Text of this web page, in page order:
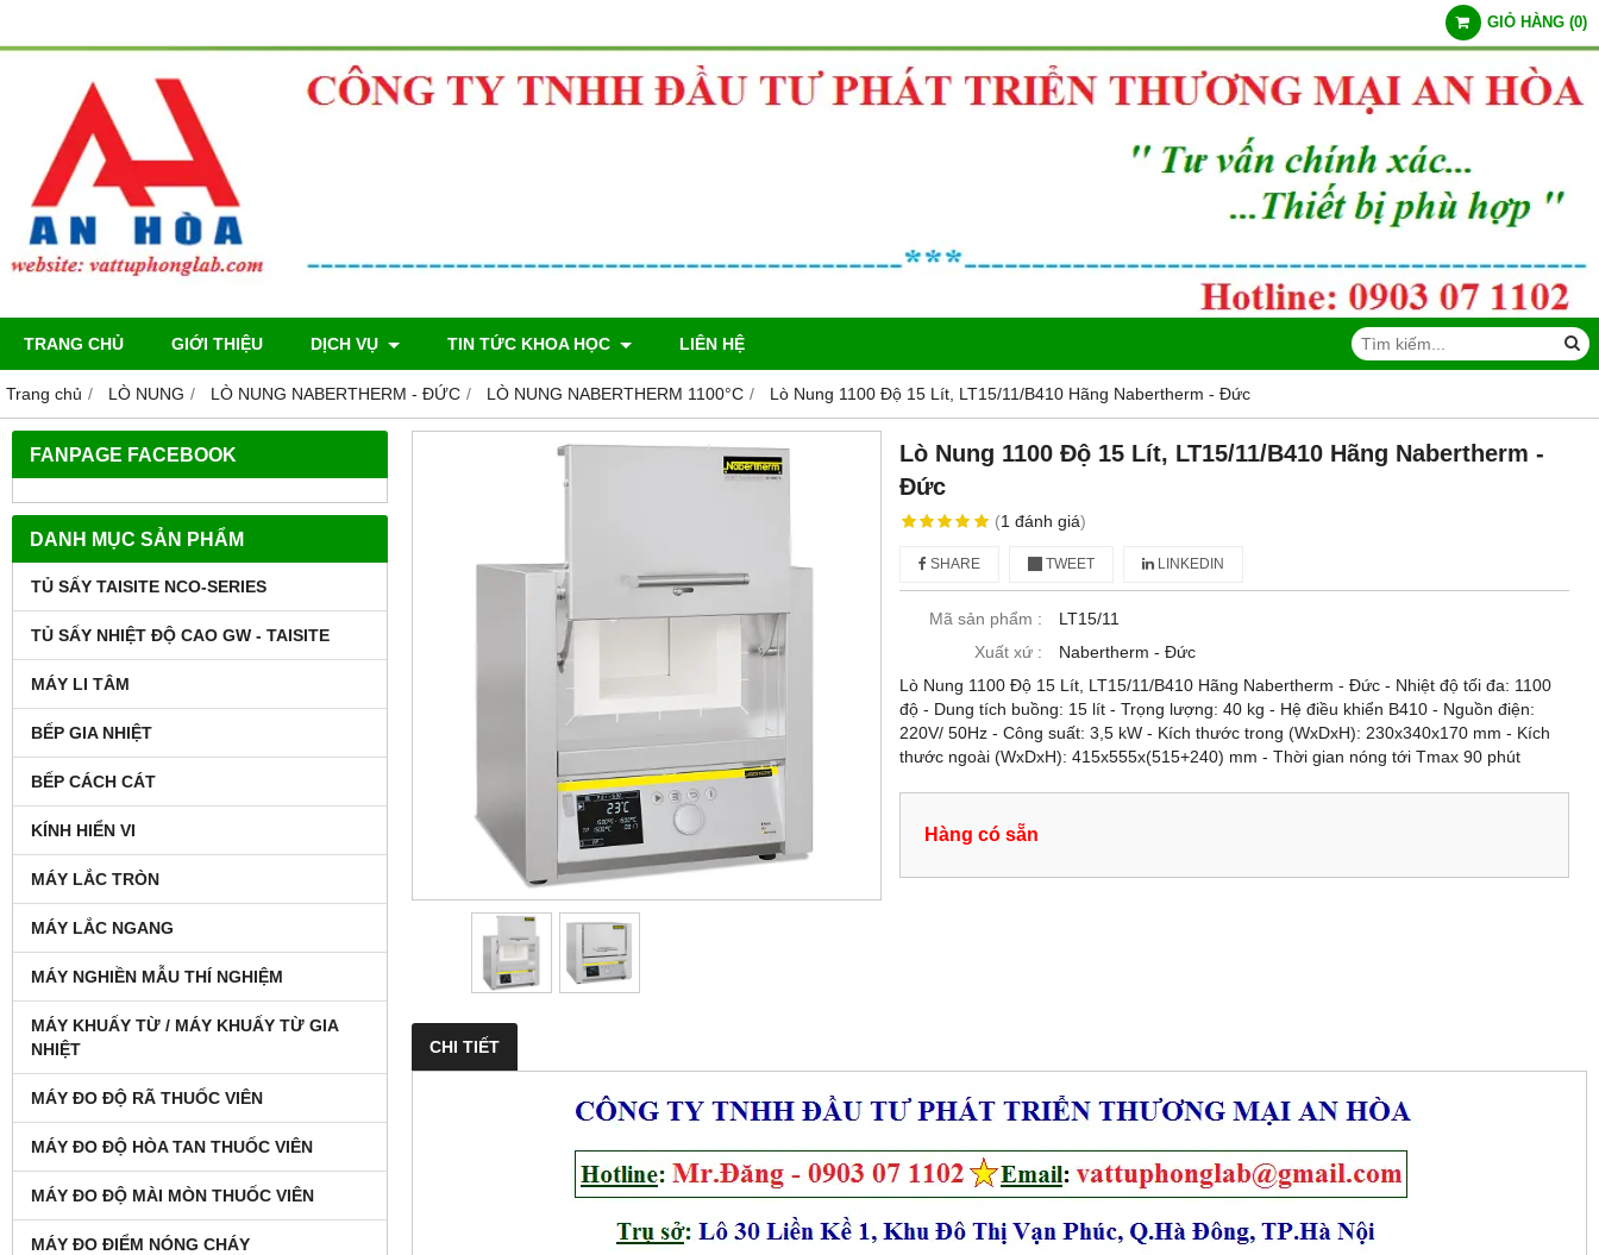
GIỎ HÀNG (0)
TRANG CHỦ GIỚI THIỆU DỊCH VỤ TIN TỨC KHOA HỌC LIÊN HỆ
Trang chủ LÒ NUNG LÒ NUNG NABERTHERM - ĐỨC LÒ NUNG NABERTHERM 1100°C Lò Nung 1100 Độ 15 Lít, LT15/11/B410 Hãng Nabertherm - Đức
FANPAGE FACEBOOK
DANH MỤC SẢN PHẨM
TỦ SẤY TAISITE NCO-SERIES
TỦ SẤY NHIỆT ĐỘ CAO GW - TAISITE
MÁY LI TÂM
BẾP GIA NHIỆT
BẾP CÁCH CÁT
KÍNH HIỂN VI
MÁY LẮC TRÒN
MÁY LẮC NGANG
MÁY NGHIỀN MẪU THÍ NGHIỆM
MÁY KHUẤY TỪ / MÁY KHUẤY TỪ GIA
NHIỆT
MÁY ĐO ĐỘ RÃ THUỐC VIÊN
MÁY ĐO ĐỘ HÒA TAN THUỐC VIÊN
MÁY ĐO ĐỘ MÀI MÒN THUỐC VIÊN
MÁY ĐO ĐIỂM NÓNG CHÁY
Lò Nung 1100 Độ 15 Lít, LT15/11/B410 Hãng Nabertherm -
Đức
(1đánh giá)
SHARE TWEET LINKEDIN
Mã sản phẩm :
LT15/11
Xuất xứ :
Nabertherm - Đức
Lò Nung 1100 Độ 15 Lít, LT15/11/B410 Hãng Nabertherm - Đức - Nhiệt độ tối đa: 1100
độ - Dung tích buồng: 15 lít - Trọng lượng: 40 kg - Hệ điều khiển B410 - Nguồn điện:
220V/ 50Hz - Công suất: 3,5 kW - Kích thước trong (WxDxH): 230x340x170 mm - Kích
thước ngoài (WxDxH): 415x555x(515+240) mm - Thời gian nóng tới Tmax 90 phút
Hàng có sẵn
CHI TIẾT